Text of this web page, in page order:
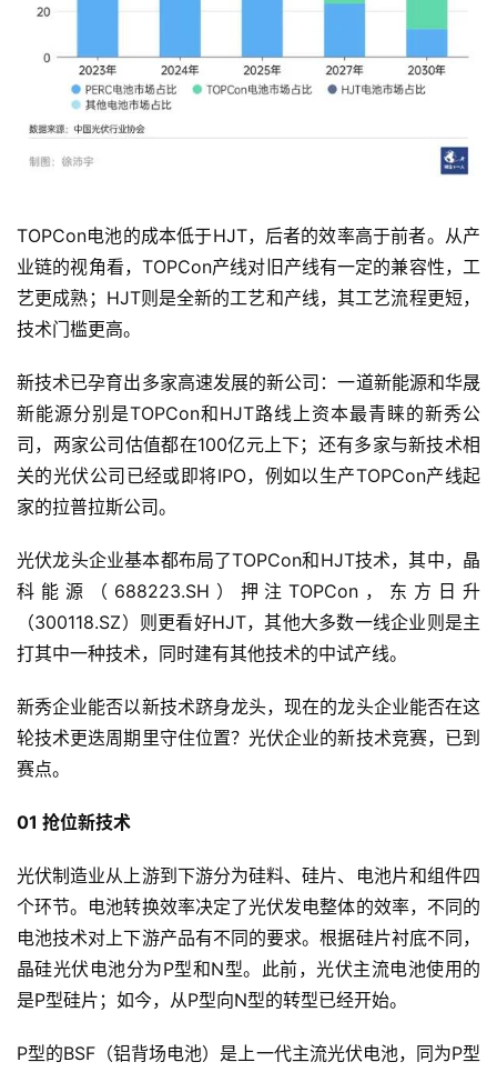
TOPCon电池的成本低于HJT，后者的效率高于前者。从产
业链的视角看，TOPCon产线对旧产线有一定的兼容性，工
艺更成熟；HJT则是全新的工艺和产线，其工艺流程更短，
技术门槛更高。
新技术已孕育出多家高速发展的新公司：一道新能源和华晟
新能源分别是TOPCon和HJT路线上资本最青睐的新秀公
司，两家公司估值都在100亿元上下；还有多家与新技术相
关的光伏公司已经或即将IPO，例如以生产TOPCon产线起
家的拉普拉斯公司。
光伏龙头企业基本都布局了TOPCon和HJT技术，其中，晶
科能源（688223.SH）押注TOPCon，东方日升
（300118.SZ）则更看好HJT，其他大多数一线企业则是主
打其中一种技术，同时建有其他技术的中试产线。
新秀企业能否以新技术跻身龙头，现在的龙头企业能否在这
轮技术更迭周期里守住位置？光伏企业的新技术竞赛，已到
赛点。
01 抢位新技术
光伏制造业从上游到下游分为硅料、硅片、电池片和组件四
个环节。电池转换效率决定了光伏发电整体的效率，不同的
电池技术对上下游产品有不同的要求。根据硅片衬底不同，
晶硅光伏电池分为P型和N型。此前，光伏主流电池使用的
是P型硅片；如今，从P型向N型的转型已经开始。
P型的BSF（铝背场电池）是上一代主流光伏电池，同为P型